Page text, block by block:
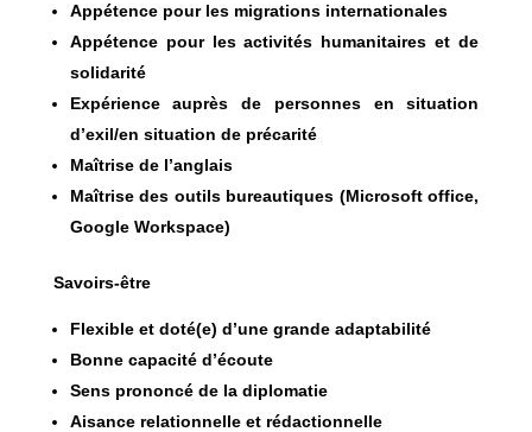
Appétence pour les migrations internationales
Appétence pour les activités humanitaires et de
solidarité
Expérience auprès de personnes en situation
d’exil/en situation de précarité
Maîtrise de l’anglais
Maîtrise des outils bureautiques (Microsoft office,
Google Workspace)
Savoirs-être
Flexible et doté(e) d’une grande adaptabilité
Bonne capacité d’écoute
Sens prononcé de la diplomatie
Aisance relationnelle et rédactionnelle